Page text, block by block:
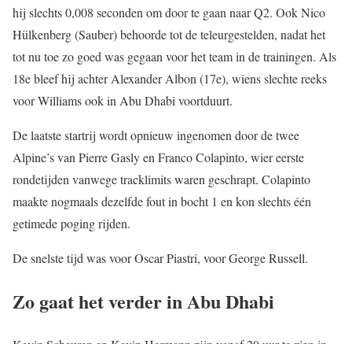
hij slechts 0,008 seconden om door te gaan naar Q2. Ook Nico
Hülkenberg (Sauber) behoorde tot de teleurgestelden, nadat het
tot nu toe zo goed was gegaan voor het team in de trainingen. Als
18e bleef hij achter Alexander Albon (17e), wiens slechte reeks
voor Williams ook in Abu Dhabi voortduurt.
De laatste startrij wordt opnieuw ingenomen door de twee
Alpine’s van Pierre Gasly en Franco Colapinto, wier eerste
rondetijden vanwege tracklimits waren geschrapt. Colapinto
maakte nogmaals dezelfde fout in bocht 1 en kon slechts één
getimede poging rijden.
De snelste tijd was voor Oscar Piastri, voor George Russell.
Zo gaat het verder in Abu Dhabi